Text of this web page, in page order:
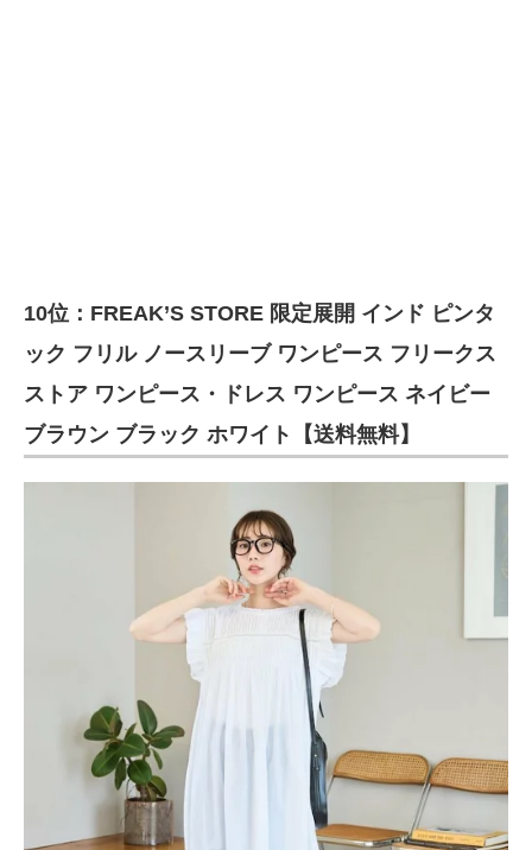
10位：FREAK’S STORE 限定展開 インド ピンタ
ック フリル ノースリーブ ワンピース フリークス
ストア ワンピース・ドレス ワンピース ネイビー
ブラウン ブラック ホワイト【送料無料】